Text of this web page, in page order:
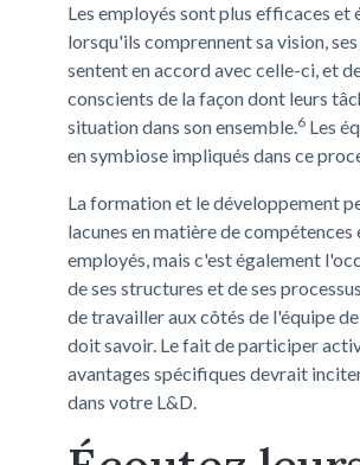
Les employés sont plus efficaces
lorsqu'ils comprennent sa vision,
sentent en accord avec celle-ci, et
conscients de la façon dont leurs
situation dans son ensemble.6 Les
en symbiose impliqués dans ce
La formation et le développement
lacunes en matière de
employés, mais c'est également
de ses structures et de ses
de travailler aux côtés de l'équipe
doit savoir. Le fait de participer
avantages spécifiques devrait
dans votre L&D.